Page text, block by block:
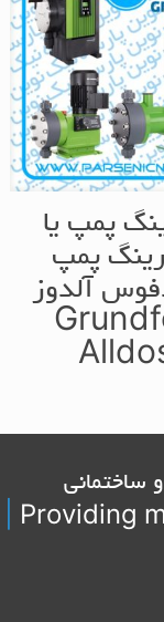
پمپ یا
پمپ
آلدوز
ساختمانی
Providing